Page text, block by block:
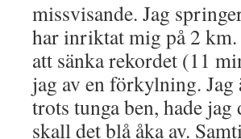
missvisande. Jag
har inriktat mig på 2 km.
att sänka rekordet (11
jag av en förkylning.
trots tunga ben, hade
skall det blå åka av.